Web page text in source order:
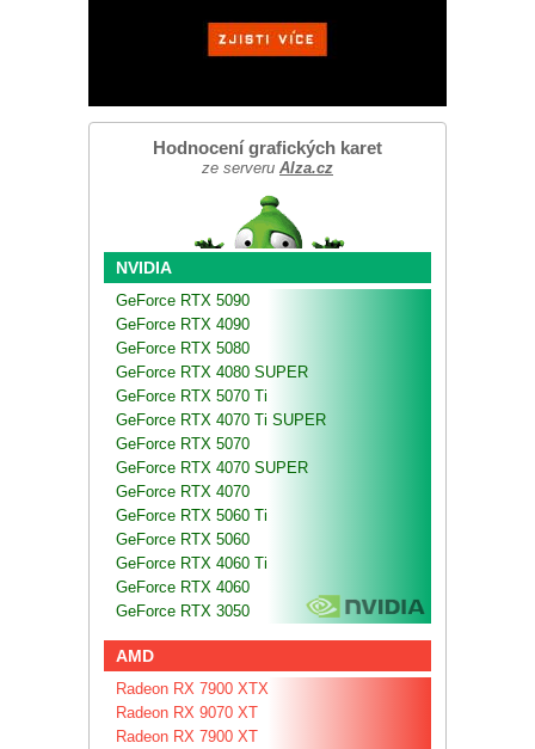
Hodnocení grafických karet
ze serveru Alza.cz
NVIDIA
GeForce RTX 5090
GeForce RTX 4090
GeForce RTX 5080
GeForce RTX 4080 SUPER
GeForce RTX 5070 Ti
GeForce RTX 4070 Ti SUPER
GeForce RTX 5070
GeForce RTX 4070 SUPER
GeForce RTX 4070
GeForce RTX 5060 Ti
GeForce RTX 5060
GeForce RTX 4060 Ti
GeForce RTX 4060
GeForce RTX 3050
AMD
Radeon RX 7900 XTX
Radeon RX 9070 XT
Radeon RX 7900 XT